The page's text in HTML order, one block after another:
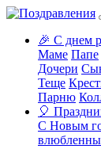
🎉 С днем
Маме Папе
Дочери
Теще
Парню
🎈
С Новым